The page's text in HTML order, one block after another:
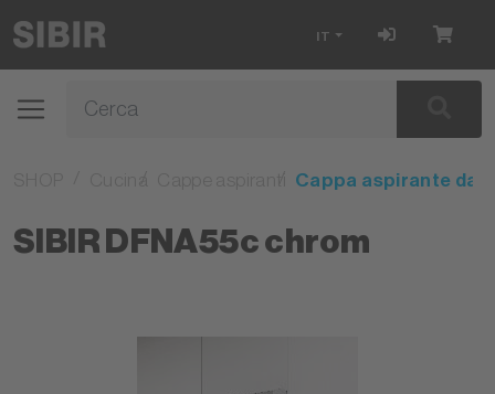
IT
Cappa aspirante da
SIBIR DFNA55c chrom